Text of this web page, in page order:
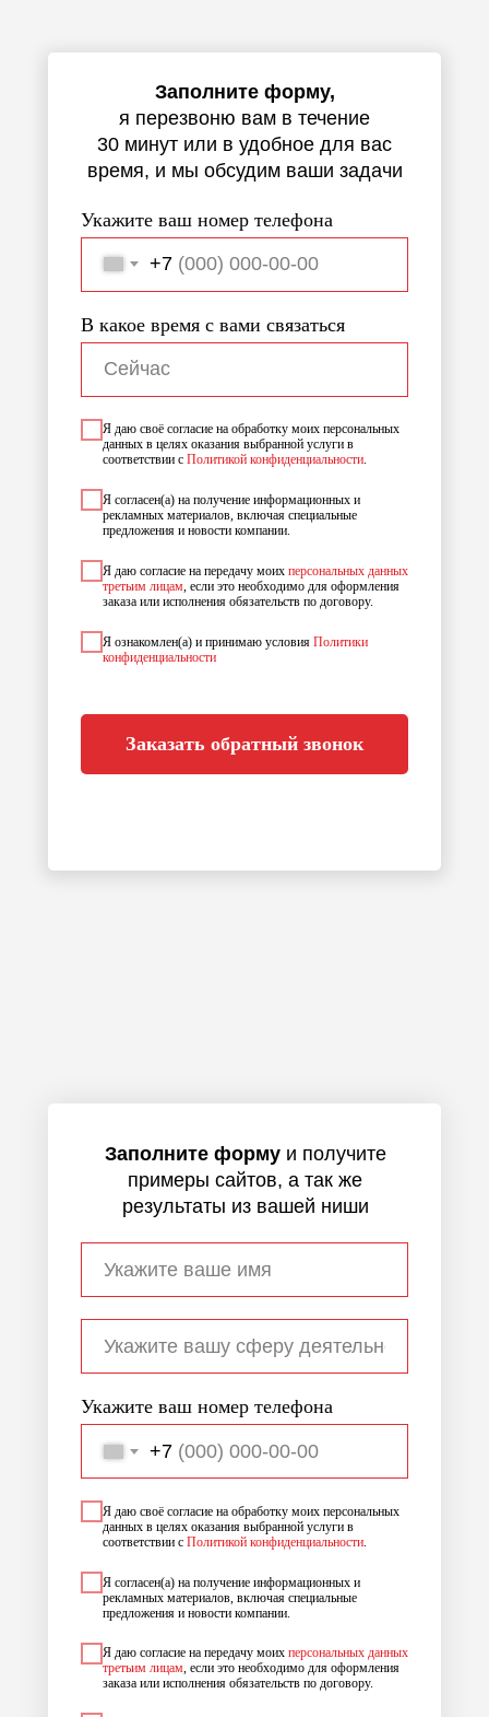
Укажите ваш номер телефона
+7
В какое время с вами связаться
Я даю своё согласие на обработку моих персональных
данных в целях оказания выбранной услуги в
соответствии с Политикой конфиденциальности.
Я согласен(а) на получение информационных и
рекламных материалов, включая специальные
предложения и новости компании.
Я даю согласие на передачу моих персональных данных
третьим лицам, если это необходимо для оформления
заказа или исполнения обязательств по договору.
Я ознакомлен(а) и принимаю условия Политики
конфиденциальности
Заказать обратный звонок
Заполните форму,
я перезвоню вам в течение
30 минут или в удобное для вас
время, и мы обсудим ваши задачи
Укажите ваш номер телефона
+7
Я даю своё согласие на обработку моих персональных
данных в целях оказания выбранной услуги в
соответствии с Политикой конфиденциальности
Я согласен(а) на получение информационных и
рекламных материалов, включая специальные
предложения и новости компании.
Я даю согласие на передачу моих персональных данных
третьим лицам, если это необходимо для оформления
заказа или исполнения обязательств по договору.
Заполните формуи получите
примеры сайтов, а так же
результаты из вашей ниши